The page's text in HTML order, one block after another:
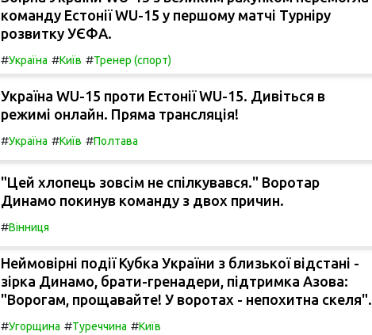
команду Естонії WU-15 у першому матчі Турніру
розвитку УЄФА.
#Україна #Київ #Тренер (спорт)
Україна WU-15 проти Естонії WU-15. Дивіться в
режимі онлайн. Пряма трансляція!
#Україна #Київ #Полтава
"Цей хлопець зовсім не спілкувався." Воротар
Динамо покинув команду з двох причин.
#Вінниця
Неймовірні події Кубка України з близької відстані -
зірка Динамо, брати-гренадери, підтримка Азова:
"Ворогам, прощавайте! У воротах - непохитна скеля".
#Угорщина #Туреччина #Київ